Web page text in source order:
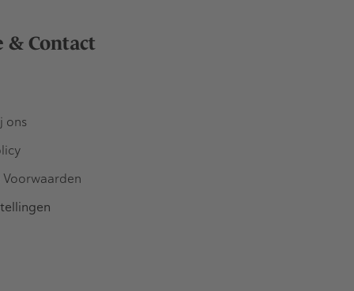
& Contact
ons